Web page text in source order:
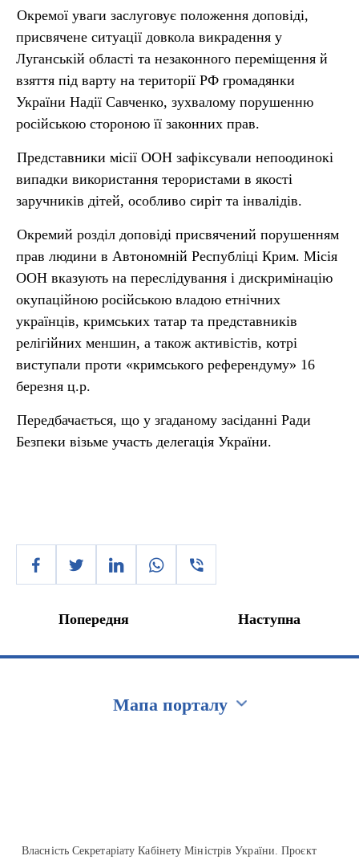
Окремої уваги заслуговує положення доповіді,
присвячене ситуації довкола викрадення у
Луганській області та незаконного переміщення й
взяття під варту на території РФ громадянки
України Надії Савченко, зухвалому порушенню
російською стороною її законних прав.
Представники місії ООН зафіксували непоодинокі
випадки використання терористами в якості
заручників дітей, особливо сиріт та інвалідів.
Окремий розділ доповіді присвячений порушенням
прав людини в Автономній Республіці Крим. Місія
ООН вказують на переслідування і дискримінацію
окупаційною російською владою етнічних
українців, кримських татар та представників
релігійних меншин, а також активістів, котрі
виступали проти «кримського референдуму» 16
березня ц.р.
Передбачається, що у згаданому засіданні Ради
Безпеки візьме участь делегація України.
Попередня Наступна
Мапа порталу
Власність Секретаріату Кабінету Міністрів України. Проєкт